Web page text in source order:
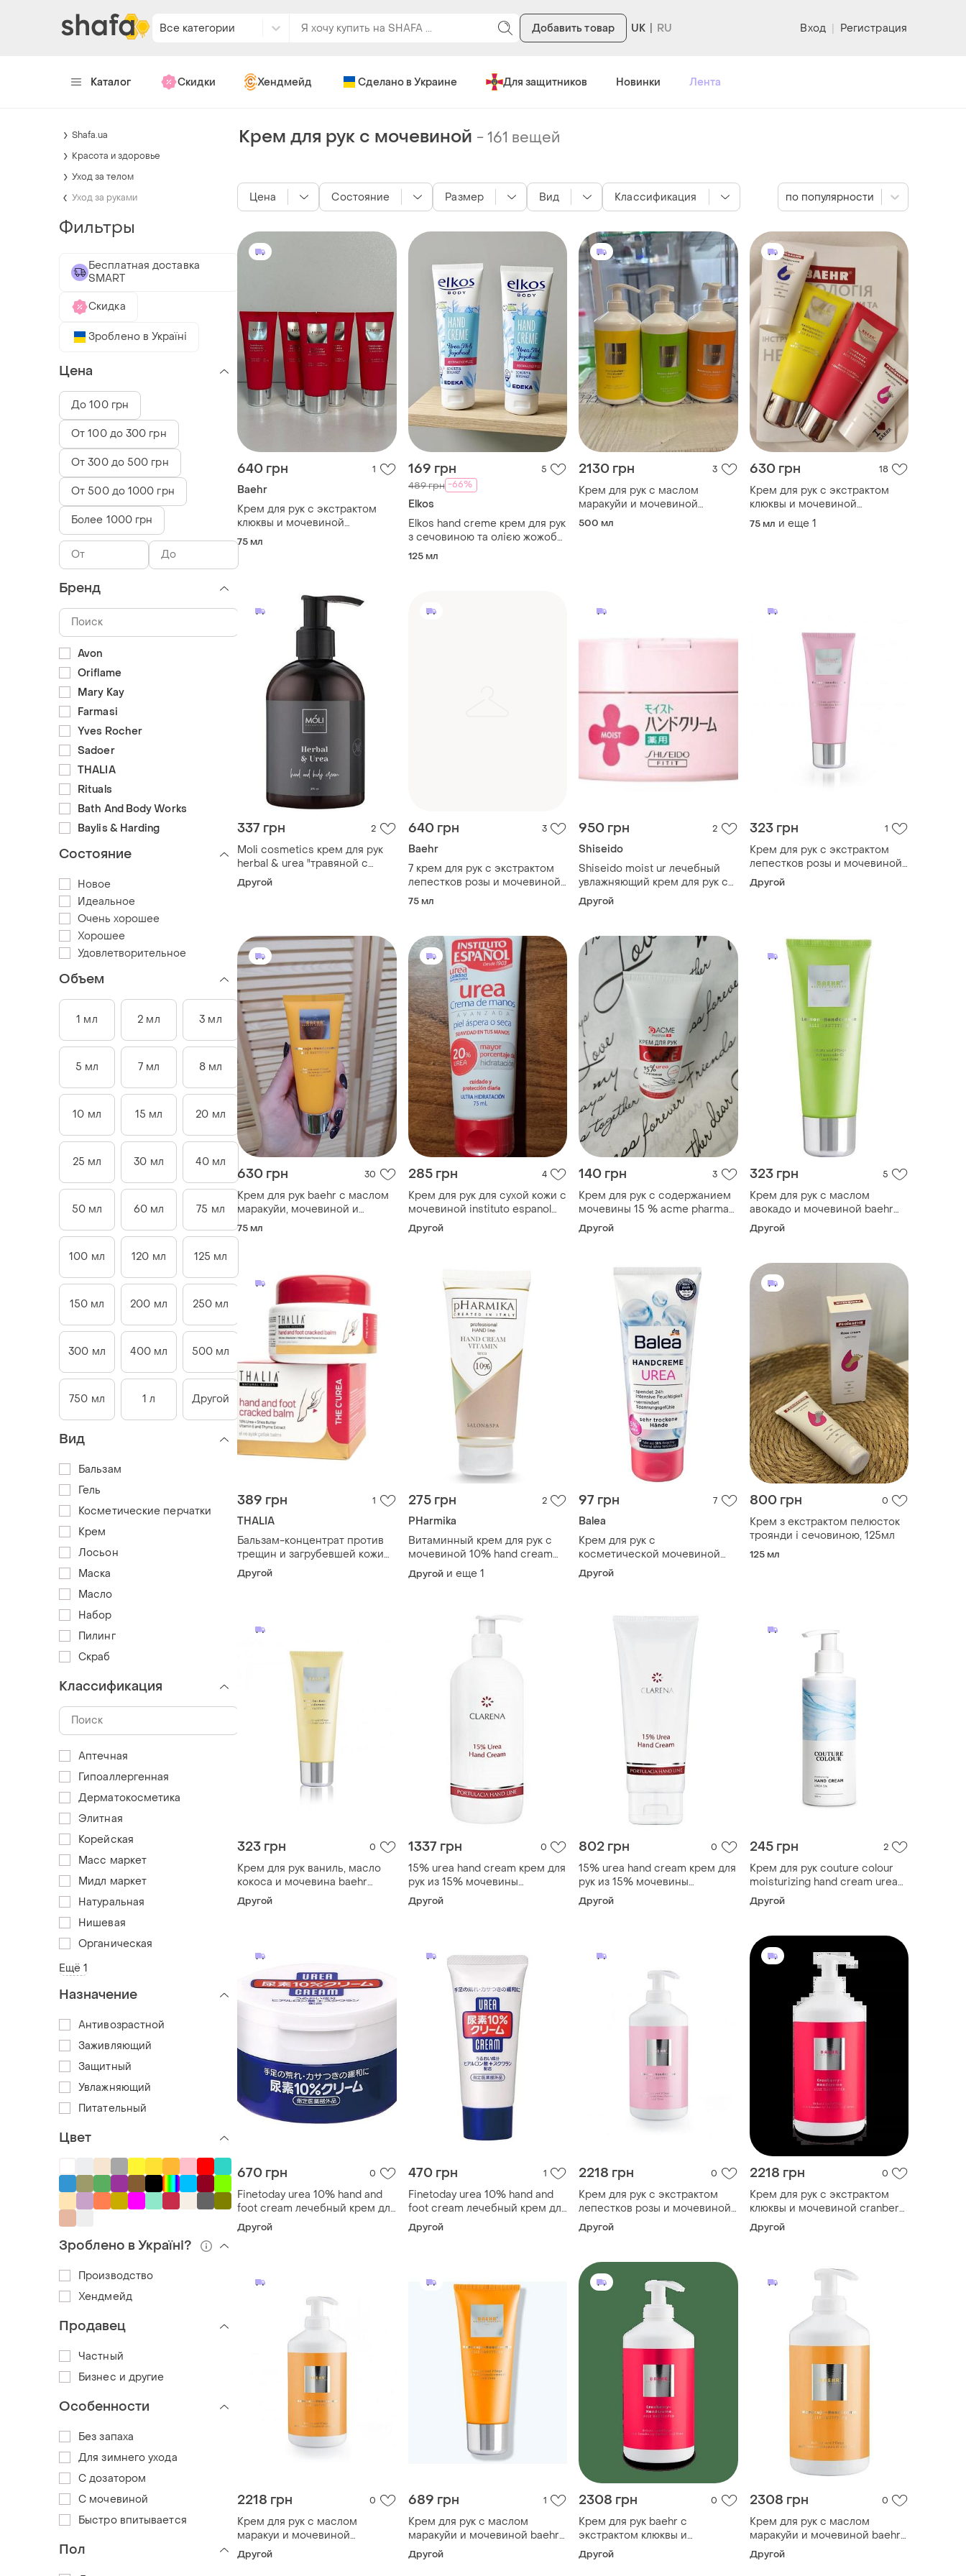
Все категории Добавить товар UK Вход | Регистрация
Каталог Скидки Хендмейд Сделано в Украине Для защитников Новинки Лента
Крем для рук с мочевиной -161 вещей
640 грн 1
Baehr
Крем для рук с экстрактом
клюквы и мочевиной
(cranberry handcreme), 75 мл
75 мл
169 грн 5
489 грн -66%
Elkos
Elkos hand creme крем для рук
з сечовиною та олією жожоба,
125 мл
125 мл
2130 грн 3
Крем для рук с маслом
маракуйи и мочевиной
(maracuja-handcreme), 500
500 мл
630 грн 18
Крем для рук с экстрактом
клюквы и мочевиной
(cranberry handcreme), 75 мл
75 мл и еще 1
337 грн 2
Moli cosmetics крем для рук
herbal & urea "травяной с
мочевиной" 275 мл
Другой
640 грн 3
Baehr
7 крем для рук с экстрактом
лепестков розы и мочевиной
(rosen-handcreme), 75 мл
75 мл
950 грн 2
Shiseido
Shiseido moist ur лечебный
увлажняющий крем для рук с
мочевиной, 120 g
Другой
323 грн 1
Крем для рук с экстрактом
лепестков розы и мочевиной
baehr rosen-handcreme 30 мл
Другой
630 грн 30
Крем для рук baehr с маслом
маракуйи, мочевиной и
минералами мертвого моря
75 мл
75 мл
285 грн 4
Крем для рук для сухой кожи с
мочевиной instituto espanol
urea 75 мл
Другой
140 грн 3
Крем для рук с содержанием
мочевины 15 % acme pharma
hand cream
Другой
323 грн 5
Крем для рук с маслом
авокадо и мочевиной baehr
lemon handcreme 75 мл
Другой
389 грн 1
THALIA
Бальзам-концентрат против
трещин и загрубевшей кожи
рук и ног thalia, с мочевиной,
100 мл
Другой
275 грн 2
PHarmika
Витаминный крем для рук с
мочевиной 10% hand cream
vitamin urea 10%, 200 мл
Другой и еще 1
97 грн 7
Balea
Крем для рук с
косметической мочевиной
balea handcreme urea для
ухода за сухой кожей рук, 100
Другой
800 грн 0
Крем з екстрактом пелюсток
троянди і сечовиною, 125мл
125 мл
323 грн 0
Крем для рук ваниль, масло
кокоса и мочевина baehr
vanille-kokos-handcreme 30 мл
Другой
1337 грн 0
15% urea hand cream крем для
рук из 15% мочевины
интенсивно увлажняет и
регенерирует, 500 мл
Другой
802 грн 0
15% urea hand cream крем для
рук из 15% мочевины
интенсивно увлажняет и
регенерирует, 100 мл
Другой
245 грн 2
Крем для рук couture colour
moisturizing hand cream urea
5% увлажняющий с
мочевиной 200ml
Другой
670 грн 0
Finetoday urea 10% hand and
foot cream лечебный крем для
рук и ног с мочевиной, 100 г
Другой
470 грн 1
Finetoday urea 10% hand and
foot cream лечебный крем для
рук и ног с мочевиной, 60 г
Другой
2218 грн 0
Крем для рук с экстрактом
лепестков розы и мочевиной
500мл baehr
Другой
2218 грн 0
Крем для рук с экстрактом
клюквы и мочевиной cranberry
handcreme baehr 500мл
Другой
2218 грн 0
Крем для рук с маслом
маракуи и мочевиной
maracuja-handcreme baehr
500мл
Другой
689 грн 1
Крем для рук с маслом
маракуйи и мочевиной baehr
maracuja-handcreme 75 мл
Другой
2308 грн 0
Крем для рук baehr с
экстрактом клюквы и
мочевиной cranberry
handcreme 500 мл
Другой
2308 грн 0
Крем для рук с маслом
маракуйи и мочевиной baehr
maracuja-handcreme 500 мл
Другой
Цена Состояние Размер Вид Классификация по популярности
Shafa.ua
Красота и здоровье
Уход за телом
Уход за руками
Фильтры
Бесплатная доставка
SMART
Скидка
Зроблено в Україні
Цена
До 100 грн
От 100 до 300 грн
От 300 до 500 грн
От 500 до 1000 грн
Более 1000 грн
Бренд
Avon
Oriflame
Mary Kay
Farmasi
Yves Rocher
Sadoer
THALIA
Rituals
Bath And Body Works
Baylis & Harding
Состояние
Новое
Идеальное
Очень хорошее
Хорошее
Удовлетворительное
Объем
1 мл 2 мл 3 мл
5 мл 7 мл 8 мл
10 мл 15 мл 20 мл
25 мл 30 мл 40 мл
50 мл 60 мл 75 мл
100 мл 120 мл 125 мл
150 мл 200 мл 250 мл
300 мл 400 мл 500 мл
750 мл 1 л Другой
Вид
Бальзам
Гель
Косметические перчатки
Крем
Лосьон
Маска
Масло
Набор
Пилинг
Скраб
Классификация
Аптечная
Гипоаллергенная
Дерматокосметика
Элитная
Корейская
Масс маркет
Мидл маркет
Натуральная
Нишевая
Органическая
Ещё 1
Назначение
Антивозрастной
Заживляющий
Защитный
Увлажняющий
Питательный
Цвет
Зроблено в Україні?
Производство
Хендмейд
Продавец
Частный
Бизнес и другие
Особенности
Без запаха
Для зимнего ухода
С дозатором
С мочевиной
Быстро впитывается
Пол